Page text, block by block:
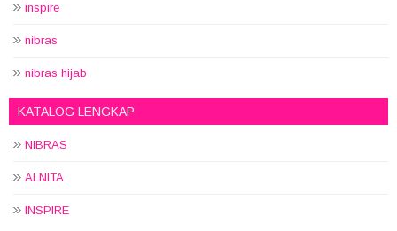
inspire
nibras
nibras hijab
KATALOG LENGKAP
NIBRAS
ALNITA
INSPIRE